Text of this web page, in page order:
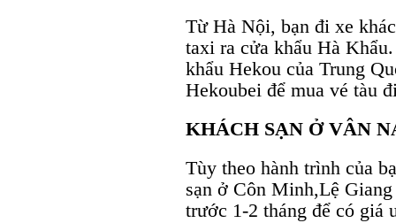
Từ Hà Nội, bạn đi xe
taxi ra cửa khẩu Hà
khẩu Hekou của Trung
Hekoubei để mua vé tàu
KHÁCH SẠN Ở VÂN
Tùy theo hành trình của
sạn ở Côn Minh,Lệ
trước 1-2 tháng để có giá